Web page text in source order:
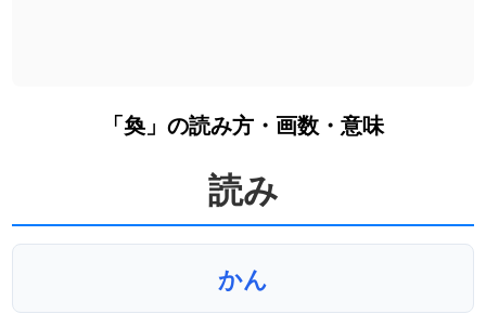
「奐」の読み方・画数・意味
読み
かん